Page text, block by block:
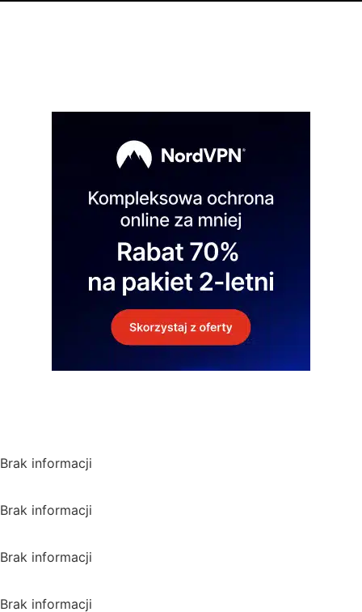
Brak informacji
Brak informacji
Brak informacji
Brak informacji